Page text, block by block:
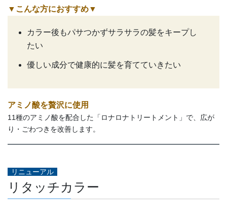
▼こんな方におすすめ▼
カラー後もパサつかずサラサラの髪をキープし
たい
優しい成分で健康的に髪を育てていきたい
アミノ酸を贅沢に使用
11種のアミノ酸を配合した「ロナロナトリートメント」で、広が
り・ごわつきを改善します。
リニューアル
リタッチカラー